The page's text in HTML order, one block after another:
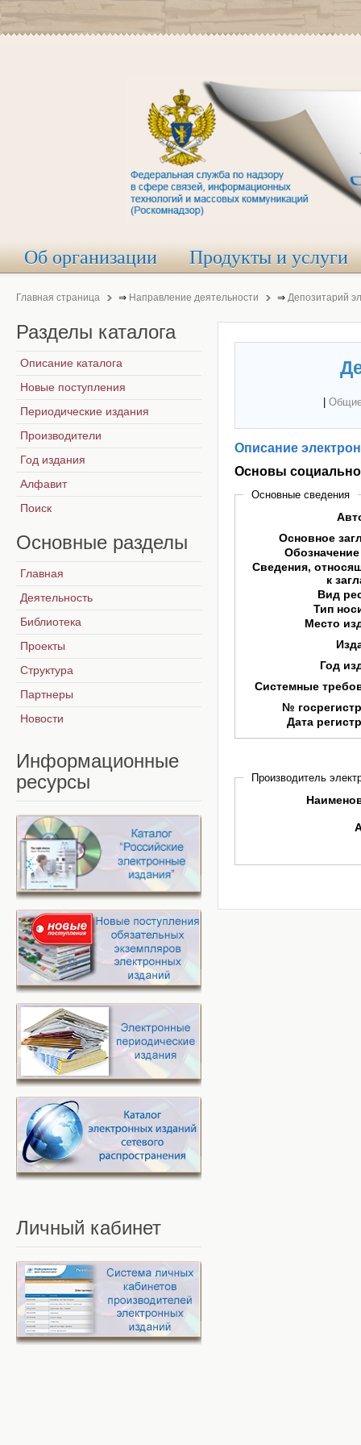
Об организации Продукты и услуги
Главная страница ⇒ Направление деятельности ⇒ Депозитарий
Описание
Основы
Основные сведения
Основное
Сведения,
к
Вид
Тип
Место
Год
Системные
№
Дата
Производитель
Разделы каталога
Описание каталога
Новые поступления
Периодические издания
Производители
Год издания
Алфавит
Поиск
Основные разделы
Главная
Деятельность
Библиотека
Проекты
Структура
Партнеры
Новости
Информационные
ресурсы
Личный кабинет